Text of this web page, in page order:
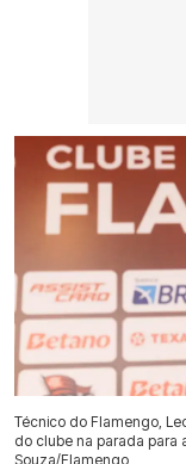
Técnico do Flamengo,
do clube na parada para
Souza/Flamengo